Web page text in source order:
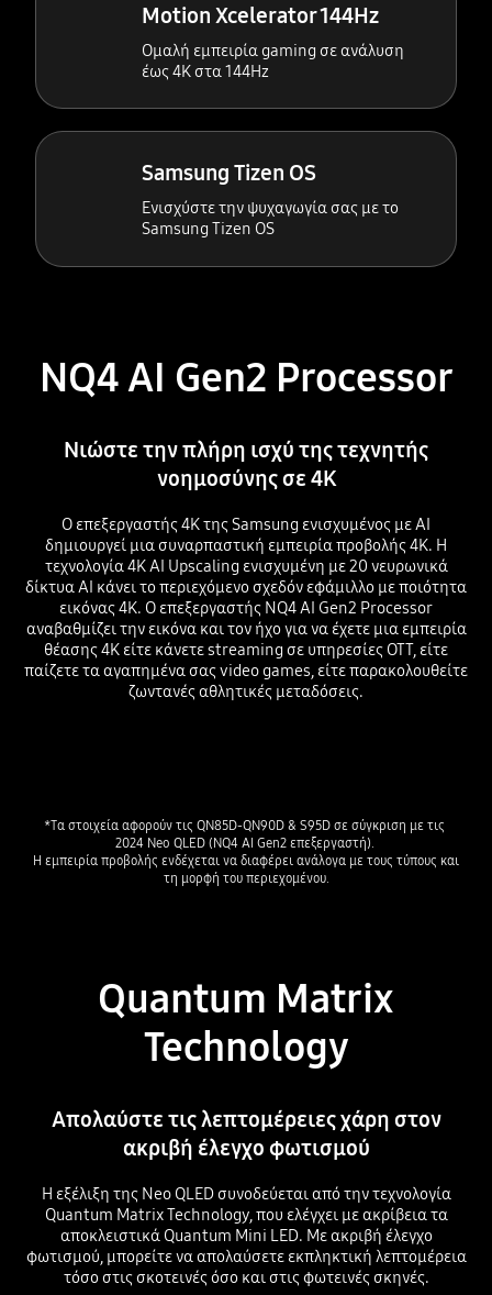
Motion Xcelerator 144Hz
Ομαλή εμπειρία gaming σε ανάλυση
έως 4Κ στα 144Hz
Samsung Tizen OS
Ενισχύστε την ψυχαγωγία σας με το
Samsung Tizen OS
NQ4 AI Gen2 Processor
Νιώστε την πλήρη ισχύ της τεχνητής
νοημοσύνης σε 4K
Ο επεξεργαστής 4K της Samsung ενισχυμένος με AI
δημιουργεί μια συναρπαστική εμπειρία προβολής 4K. Η
τεχνολογία 4K AI Upscaling ενισχυμένη με 20 νευρωνικά
δίκτυα AI κάνει το περιεχόμενο σχεδόν εφάμιλλο με ποιότητα
εικόνας 4K. Ο επεξεργαστής NQ4 AI Gen2 Processor
αναβαθμίζει την εικόνα και τον ήχο για να έχετε μια εμπειρία
θέασης 4K είτε κάνετε streaming σε υπηρεσίες OTT, είτε
παίζετε τα αγαπημένα σας video games, είτε παρακολουθείτε
ζωντανές αθλητικές μεταδόσεις.
*Τα στοιχεία αφορούν τις QN85D-QN90D & S95D σε σύγκριση με τις
2024 Neo QLED (NQ4 AI Gen2 επεξεργαστή).
Η εμπειρία προβολής ενδέχεται να διαφέρει ανάλογα με τους τύπους και
τη μορφή του περιεχομένου.
Quantum Matrix
Technology
Απολαύστε τις λεπτομέρειες χάρη στον
ακριβή έλεγχο φωτισμού
Η εξέλιξη της Neo QLED συνοδεύεται από την τεχνολογία
Quantum Matrix Technology, που ελέγχει με ακρίβεια τα
αποκλειστικά Quantum Mini LED. Με ακριβή έλεγχο
φωτισμού, μπορείτε να απολαύσετε εκπληκτική λεπτομέρεια
τόσο στις σκοτεινές όσο και στις φωτεινές σκηνές.